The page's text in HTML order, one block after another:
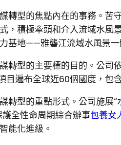
轉型的焦點內在的事務。苦
，積極牽頭和介入流域水
基地——雅礱江流域水風景一
轉型的主要標的目的。公司
目遍布全球近60個國度，包
轉型的重點形式。公司施展
全性命周期綜合辦事包養女
能化進級。